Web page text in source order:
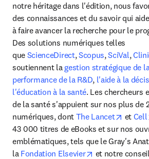
notre héritage dans l'édition, nous
des connaissances et du savoir qui
à faire avancer la recherche pour le
Des solutions numériques telles
que ScienceDirect, Scopus, SciVal,
soutiennent la gestion stratégique de
performance de la R&D, l'aide à la
l'éducation à la santé. Les chercheurs
de la santé s'appuient sur nos plus de
numériques, dont The Lancet opens
et Cell
43 000 titres de eBooks et sur nos
emblématiques, tels que le Gray's
la Fondation Elsevier opens in new
et notre